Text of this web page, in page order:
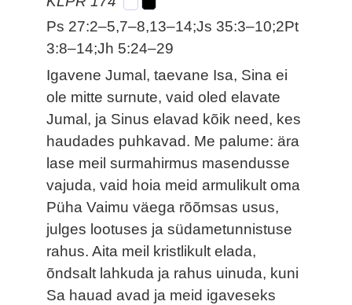
Ps 27:2–5,7–8,13–14;Js 35:3–10;2Pt
3:8–14;Jh 5:24–29
Igavene Jumal, taevane Isa, Sina ei
ole mitte surnute, vaid oled elavate
Jumal, ja Sinus elavad kõik need, kes
haudades puhkavad. Me palume: ära
lase meil surmahirmus masendusse
vajuda, vaid hoia meid armulikult oma
Püha Vaimu väega rõõmsas usus,
julges lootuses ja südametunnistuse
rahus. Aita meil kristlikult elada,
õndsalt lahkuda ja rahus uinuda, kuni
Sa hauad avad ja meid igaveseks